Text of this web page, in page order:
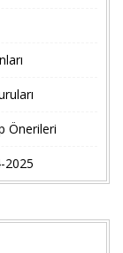
Önerileri
2025